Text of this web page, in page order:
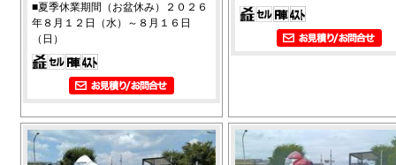
■夏季休業期間（お盆休み）２０２６
年８月１２日（水）～８月１６日
（日）